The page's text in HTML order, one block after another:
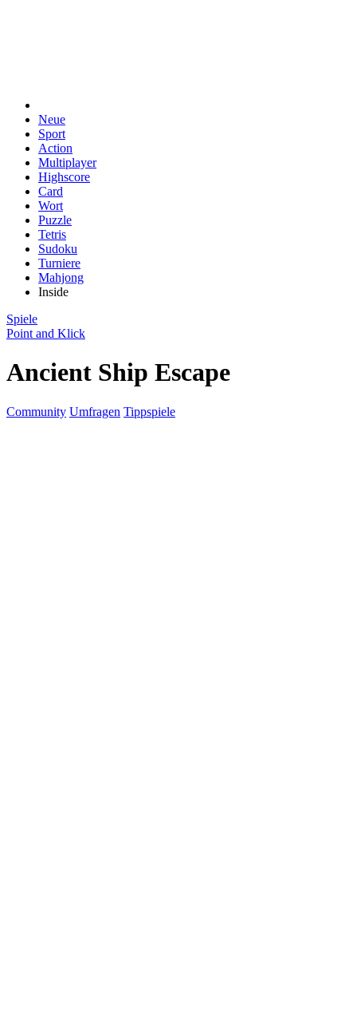
Neue
Sport
Action
Multiplayer
Highscore
Card
Wort
Puzzle
Tetris
Sudoku
Turniere
Mahjong
Inside
Spiele
Point and Klick
Ancient Ship Escape
Community Umfragen Tippspiele